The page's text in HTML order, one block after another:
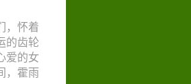
，怀着
的齿轮
爱的女
，霍雨